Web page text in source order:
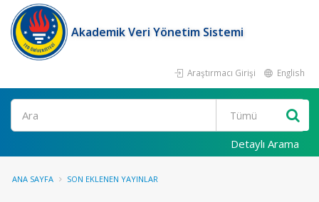
Akademik Veri Yönetim Sistemi
Araştırmacı Girişi English
Ara
Detaylı Arama
ANA SAYFA SON EKLENEN YAYINLAR